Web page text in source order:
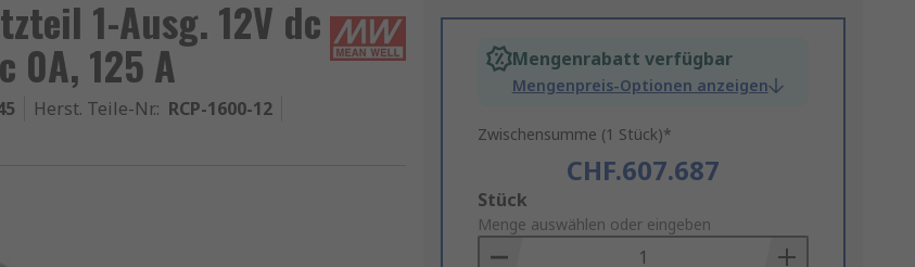
1-Ausg. 12V dc
0A, 125 A
Herst. Teile-Nr.: RCP-1600-12
Mengenrabatt verfügbar
Mengenpreis-Optionen anzeigen
Zwischensumme (1 Stück)*
CHF.607.687
Add
to
Basket
Stück
Menge auswählen oder eingeben